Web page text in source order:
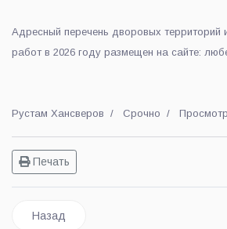
Адресный перечень дворовых территорий
работ в 2026 году размещен на сайте:
Рустам Хансверов Срочно
Печать
Предыдущий: Врачи-стоматологи
Назад